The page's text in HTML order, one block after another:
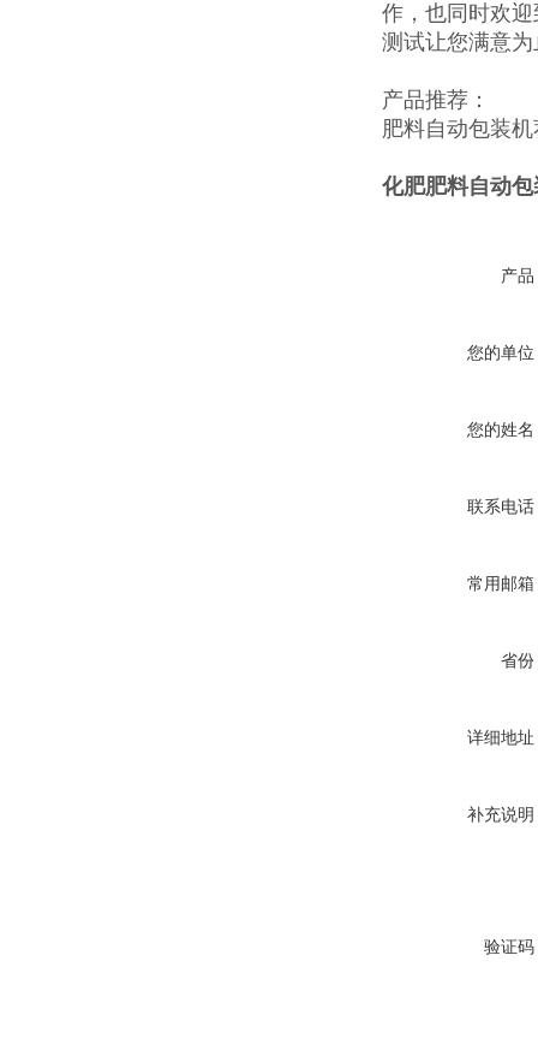
作，也同时欢
测试让您满意为
产品推荐：
肥料自动包装机
化肥肥料自动
产品
您的单位
您的姓名
联系电话
常用邮箱
省份
详细地址
补充说明
验证码